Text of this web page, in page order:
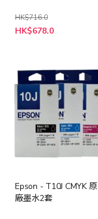
HK$716.0
特
殊
HK$678.0
Epson - T10J CMYK 原
廠墨水2套